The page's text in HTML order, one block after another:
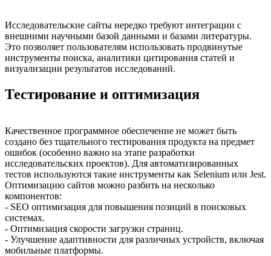
Исследовательские сайты нередко требуют интеграции с
внешними научными базой данными и базами литературы.
Это позволяет пользователям использовать продвинутые
инструменты поиска, аналитики цитирования статей и
визуализации результатов исследований.
Тестирование и оптимизация
Качественное программное обеспечение не может быть
создано без тщательного тестирования продукта на предмет
ошибок (особенно важно на этапе разработки
исследовательских проектов). Для автоматизированных
тестов используются такие инструменты как Selenium или Jest.
Оптимизацию сайтов можно разбить на несколько
компонентов:
- SEO оптимизация для повышения позиций в поисковых
системах.
- Оптимизация скорости загрузки страниц.
- Улучшение адаптивности для различных устройств, включая
мобильные платформы.